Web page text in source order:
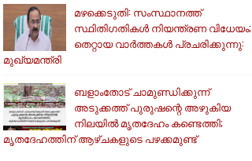
മഴക്കെടുതി: സംസ്ഥാനത്ത്
സ്ഥിതിഗതികള്‍ നിയന്ത്രണ വിധേയം;
തെറ്റായ വാര്‍ത്തകള്‍ പ്രചരിക്കുന്നു:
മുഖ്യമന്ത്രി
ബളാംതോട് ചാമുണ്ഡിക്കുന്ന്
അടുക്കത്ത് പുരുഷന്റെ അഴുകിയ
നിലയില്‍ മൃതദേഹം കണ്ടെത്തി;
മൃതദേഹത്തിന് ആഴ്ചകളുടെ പഴക്കമുണ്ട്